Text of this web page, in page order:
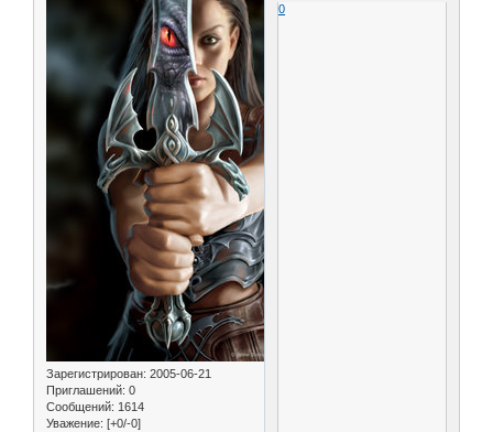
Зарегистрирован: 2005-06-21
Приглашений: 0
Сообщений: 1614
Уважение: [+0/-0]
0